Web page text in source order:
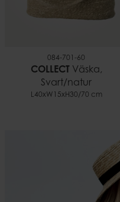
084-701-60
COLLECT
Väska,
Svart/natur
L40xW15xH30/70 cm